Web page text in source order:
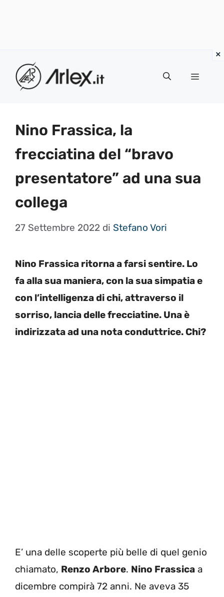
contenuto
Menu
Nino Frassica, la
frecciatina del “bravo
presentatore” ad una sua
collega
27 Settembre 2022 di Stefano Vori
Nino Frassica ritorna a farsi sentire. Lo
fa alla sua maniera, con la sua simpatia e
con l’intelligenza di chi, attraverso il
sorriso, lancia delle frecciatine. Una è
indirizzata ad una nota conduttrice. Chi?
E’ una delle scoperte più belle di quel genio
chiamato, Renzo Arbore. Nino Frassica a
dicembre compirà 72 anni. Ne aveva 35